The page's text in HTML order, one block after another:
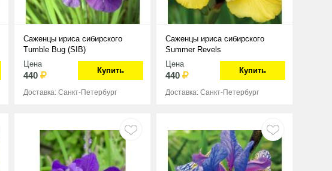
Саженцы ириса сибирского
Tumble Bug (SIB)
Цена
440 Купить
Доставка: Санкт-Петербург
Саженцы ириса сибирского
Summer Revels
Цена
440 Купить
Доставка: Санкт-Петербург